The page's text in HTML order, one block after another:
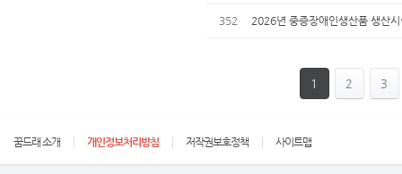
352 2026년 중증장애인생산품 생산
1 2 3
꿈드래 소개 개인정보처리방침 저작권보호정책 사이트맵